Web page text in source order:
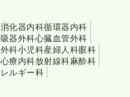
消化器内科循環器内科
器外科心臓血管外科
科小児科産婦人科眼科
療内科放射線科麻酔科
ルギー科